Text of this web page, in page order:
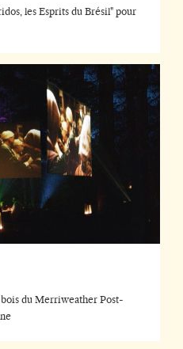
les Esprits du Brésil" pour
du Merriweather Post-